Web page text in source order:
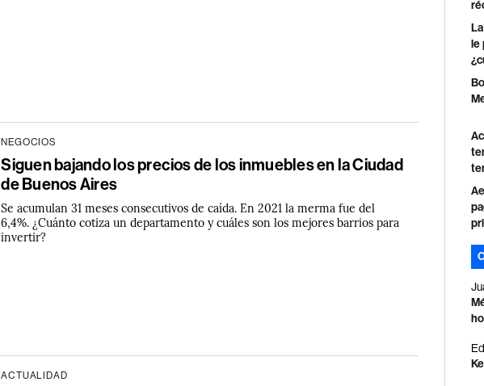
NEGOCIOS
Siguen bajando los precios de los inmuebles en la Ciudad
de Buenos Aires
Se acumulan 31 meses consecutivos de caída. En 2021 la merma fue del
6,4%. ¿Cuánto cotiza un departamento y cuáles son los mejores barrios para
invertir?
ACTUALIDAD
le